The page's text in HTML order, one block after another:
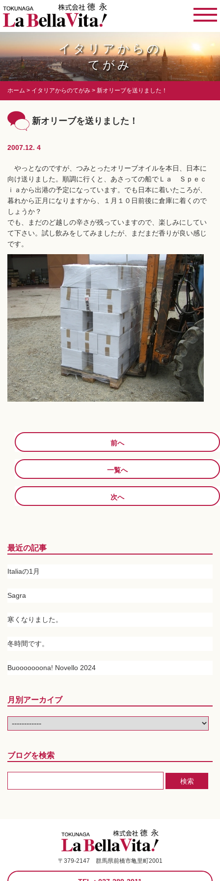
イタリアからの
てがみ
ホーム イタリアからのてがみ 新オリーブを送りました！
新オリーブを送りました！
2007.12. 4
やっとなのですが、つみとったオリーブオイルを本日、日本に
向け送りました。順調に行くと、あさっての船でＬａ Ｓｐｅｃ
ｉａから出港の予定になっています。でも日本に着いたころが、
暮れから正月になりますから、１月１０日前後に倉庫に着くので
しょうか？
でも、まだのど越しの辛さが残っていますので、楽しみにしてい
て下さい。試し飲みをしてみましたが、まだまだ香りが良い感じ
です。
前へ
一覧へ
次へ
最近の記事
Italiaの1月
Sagra
寒くなりました。
冬時間です。
Buooooooona! Novello 2024
月別アーカイブ
ブログを検索
〒379-2147 群馬県前橋市亀里町2001